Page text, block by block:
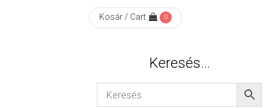
Kosár / Cart 0
Keresés…